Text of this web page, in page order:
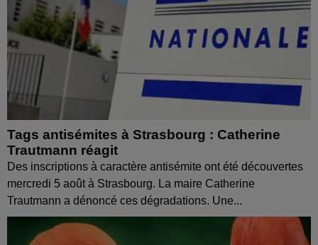
Tags antisémites à Strasbourg : Catherine
Trautmann réagit
Des inscriptions à caractère antisémite ont été découvertes
mercredi 5 août à Strasbourg. La maire Catherine
Trautmann a dénoncé ces dégradations. Une...